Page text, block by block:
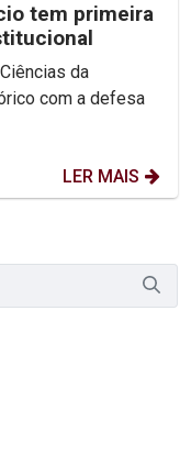
tem primeira
da
com a defesa
LER MAIS